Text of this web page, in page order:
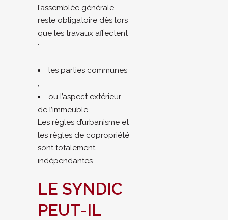
l’assemblée générale
reste obligatoire dès lors
que les travaux affectent
:
les parties communes
;
ou l’aspect extérieur
de l’immeuble.
Les règles d’urbanisme et
les règles de copropriété
sont totalement
indépendantes.
LE SYNDIC
PEUT-IL